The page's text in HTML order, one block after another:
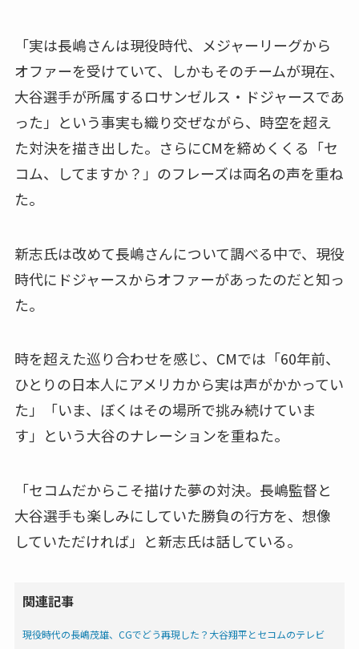
「実は長嶋さんは現役時代、メジャーリーグから
オファーを受けていて、しかもそのチームが現在、
大谷選手が所属するロサンゼルス・ドジャースであ
った」という事実も織り交ぜながら、時空を超え
た対決を描き出した。さらにCMを締めくくる「セ
コム、してますか？」のフレーズは両名の声を重ね
た。
新志氏は改めて長嶋さんについて調べる中で、現役
時代にドジャースからオファーがあったのだと知っ
た。
時を超えた巡り合わせを感じ、CMでは「60年前、
ひとりの日本人にアメリカから実は声がかかってい
た」「いま、ぼくはその場所で挑み続けていま
す」という大谷のナレーションを重ねた。
「セコムだからこそ描けた夢の対決。長嶋監督と
大谷選手も楽しみにしていた勝負の行方を、想像
していただければ」と新志氏は話している。
関連記事
現役時代の長嶋茂雄、CGでどう再現した？大谷翔平とセコムのテレビ